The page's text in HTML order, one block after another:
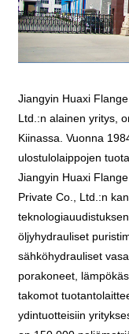
Jiangyin Huaxi
Ltd.:n alainen yritys,
Kiinassa. Vuonna
ulostulolaippojen
Jiangyin Huaxi
Private Co., Ltd.:n
öljyhydrauliset
sähköhydrauliset
porakoneet,
takomot
ydintuotteisiin